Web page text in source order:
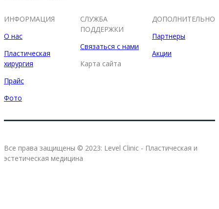
ИНФОРМАЦИЯ
О нас
Пластическая
хирургия
Прайс
Фото
СЛУЖБА
ПОДДЕРЖКИ
Связаться с нами
Карта сайта
ДОПОЛНИТЕЛЬНО
Партнеры
Акции
Все права защищены © 2023: Level Clinic - Пластическая и
эстетическая медицина